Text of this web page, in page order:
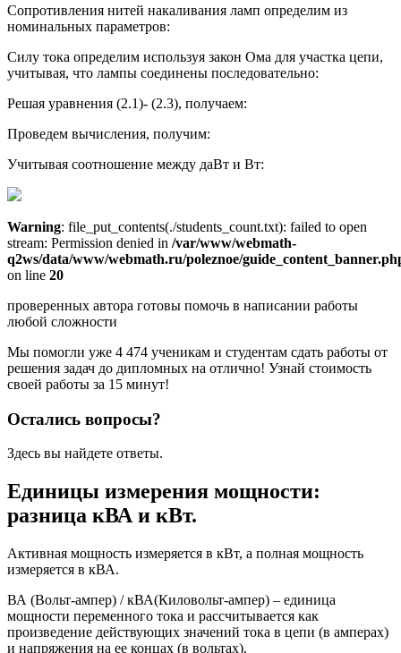
Сопротивления нитей накаливания ламп определим из
номинальных параметров:
Силу тока определим используя закон Ома для участка цепи,
учитывая, что лампы соединены последовательно:
Решая уравнения (2.1)- (2.3), получаем:
Проведем вычисления, получим:
Учитывая соотношение между даВт и Вт:
Warning: file_put_contents(./students_count.txt): failed to open
stream: Permission denied in /var/www/webmath-
q2ws/data/www/webmath.ru/poleznoe/
on line 20
проверенных автора готовы помочь в написании работы
любой сложности
Мы помогли уже 4 474 ученикам и студентам сдать работы от
решения задач до дипломных на отлично! Узнай стоимость
своей работы за 15 минут!
Остались вопросы?
Здесь вы найдете ответы.
Единицы измерения мощности:
разница кВА и кВт.
Активная мощность измеряется в кВт, а полная мощность
измеряется в кВА.
ВА (Вольт-ампер) / кВА(Киловольт-ампер) – единица
мощности переменного тока и рассчитывается как
произведение действующих значений тока в цепи (в амперах)
и напряжения на ее концах (в вольтах).